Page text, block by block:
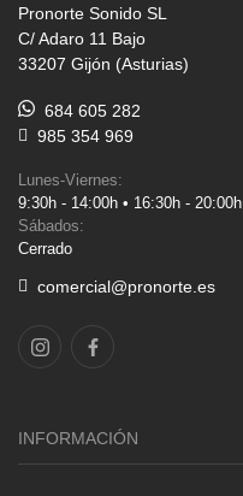
Pronorte Sonido SL
C/ Adaro 11 Bajo
33207 Gijón (Asturias)
684 605 282
985 354 969
Lunes-Viernes:
9:30h - 14:00h • 16:30h - 20:00h
Sábados:
Cerrado
comercial@pronorte.es
INFORMACIÓN